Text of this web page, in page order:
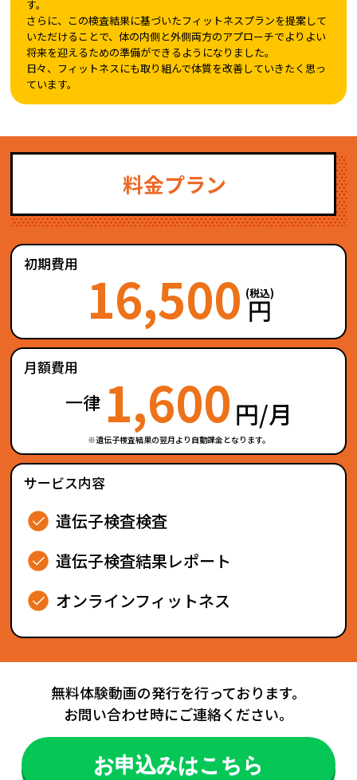
す。
さらに、この検査結果に基づいたフィットネスプランを提案して
いただけることで、体の内側と外側両方のアプローチでよりよい
将来を迎えるための準備ができるようになりました。
日々、フィットネスにも取り組んで体質を改善していきたく思っ
ています。
料金プラン
初期費用 16,500 (税込)
円
月額費用
一律 1,600 円/月
※遺伝子検査結果の翌月より自動課金となります。
サービス内容
遺伝子検査検査
遺伝子検査結果レポート
オンラインフィットネス
無料体験動画の発行を行っております。
お問い合わせ時にご連絡ください。
お申込みはこちら